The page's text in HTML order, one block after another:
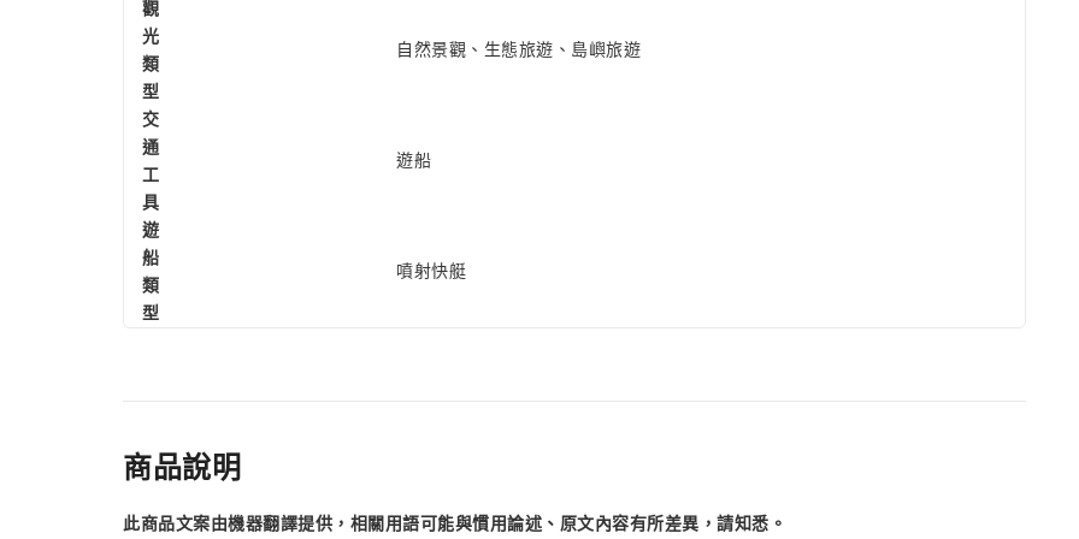
觀
光
類
型
自然景觀、生態旅遊、島嶼旅遊
交
通
工
具
遊船
遊
船
類
型
噴射快艇
商品說明
此商品文案由機器翻譯提供，相關用語可能與慣用論述、原文內容有所差異，請知悉。